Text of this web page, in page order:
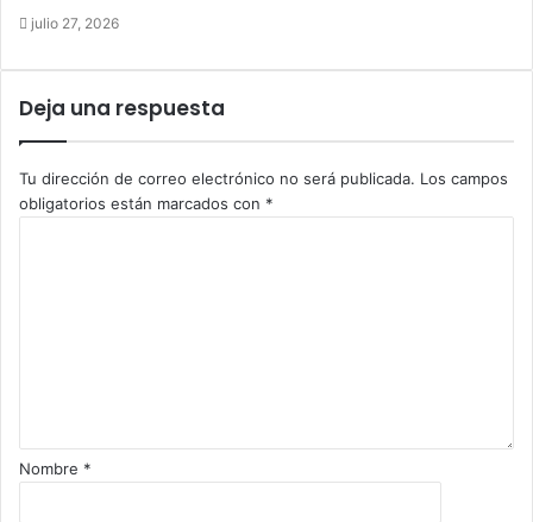
julio 27, 2026
Deja una respuesta
Tu dirección de correo electrónico no será publicada. Los campos
obligatorios están marcados con *
o
*
Nombre *